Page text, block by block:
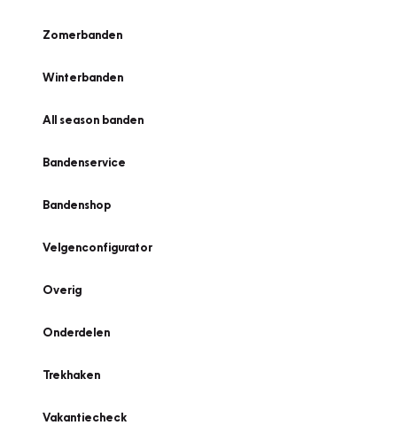
Zomerbanden
Winterbanden
All season banden
Bandenservice
Bandenshop
Velgenconfigurator
Overig
Onderdelen
Trekhaken
Vakantiecheck